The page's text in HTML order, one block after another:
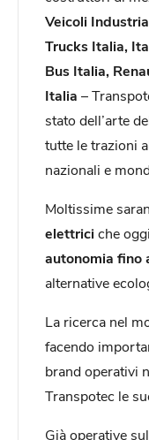
Veicoli
Trucks Italia,
Bus Italia,
Italia –
stato dell’arte
tutte le trazioni
nazionali e
Moltissime
elettriciche
autonomia fino
alternative
La ricerca nel
facendo
brand operativi
Transpotec le
Già operative